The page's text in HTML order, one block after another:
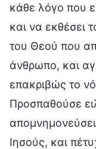
κάθε λόγο που
και να εκθέσει
του Θεού που
άνθρωπο, και
επακριβώς το
Προσπαθούσε
Ιησούς, και